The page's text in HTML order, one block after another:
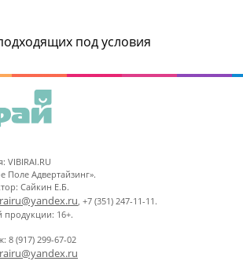
под условия
VIBIRAI.RU
Поле Адвертайзинг».
Сайкин Е.Б.
, +7 (351) 247-11-11.
16+.
8 (917) 299-67-02